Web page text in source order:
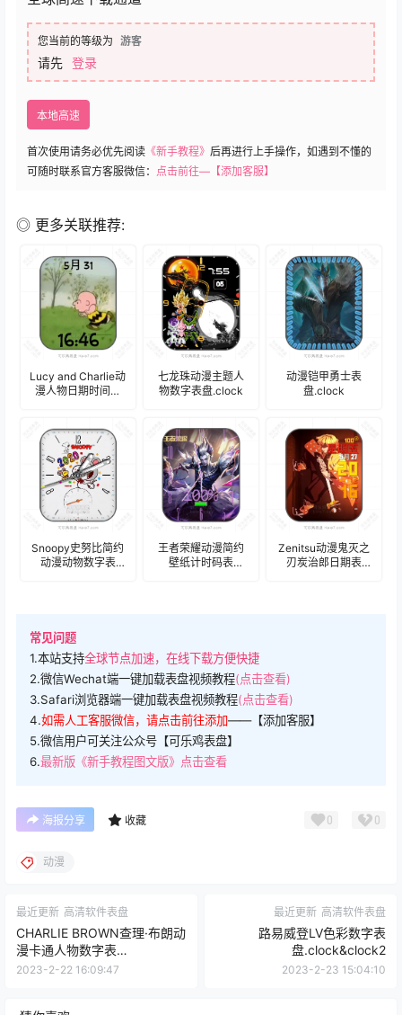
您当前的等级为 游客
请先 登录
本地高速
首次使用请务必优先阅读 《新手教程》 后再进行上手操作，如遇到不懂的
可随时联系官方客服微信： 点击前往—【添加客服】
◎ 更多关联推荐:
Lucy and Charlie动
漫人物日期时间表
七龙珠动漫主题人
物数字表盘.clock
动漫铠甲勇士表
盘.clock
Snoopy史努比简约
动漫动物数字表
王者荣耀动漫简约
壁纸计时码表
Zenitsu动漫鬼灭之
刃炭治郎日期表
常见问题
1.本站支持全球节点加速，在线下载方便快捷
2.微信Wechat端一键加载表盘视频教程(点击查看)
3.Safari浏览器端一键加载表盘视频教程(点击查看)
4.如需人工客服微信，请点击前往添加——【添加客服】
5.微信用户可关注公众号【可乐鸡表盘】
6.最新版《新手教程图文版》点击查看
海报分享 收藏 0 0
动漫
最近更新 高清软件表盘
CHARLIE BROWN查理·布朗动
漫卡通人物数字表
盘.clock&clock2
2023-2-22 16:09:47
最近更新 高清软件表盘
路易威登LV色彩数字表
盘.clock&clock2
2023-2-23 15:04:10